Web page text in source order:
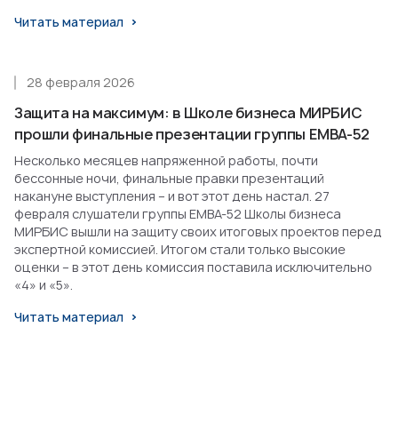
Читать материал
Защита на максимум: в Школе бизнеса МИРБИС
прошли финальные презентации группы EMBA-52
28 февраля 2026
Несколько месяцев напряженной работы, почти
бессонные ночи, финальные правки презентаций
накануне выступления – и вот этот день настал. 27
февраля слушатели группы EMBA-52 Школы бизнеса
МИРБИС вышли на защиту своих итоговых проектов перед
экспертной комиссией. Итогом стали только высокие
оценки – в этот день комиссия поставила исключительно
«4» и «5».
Читать материал